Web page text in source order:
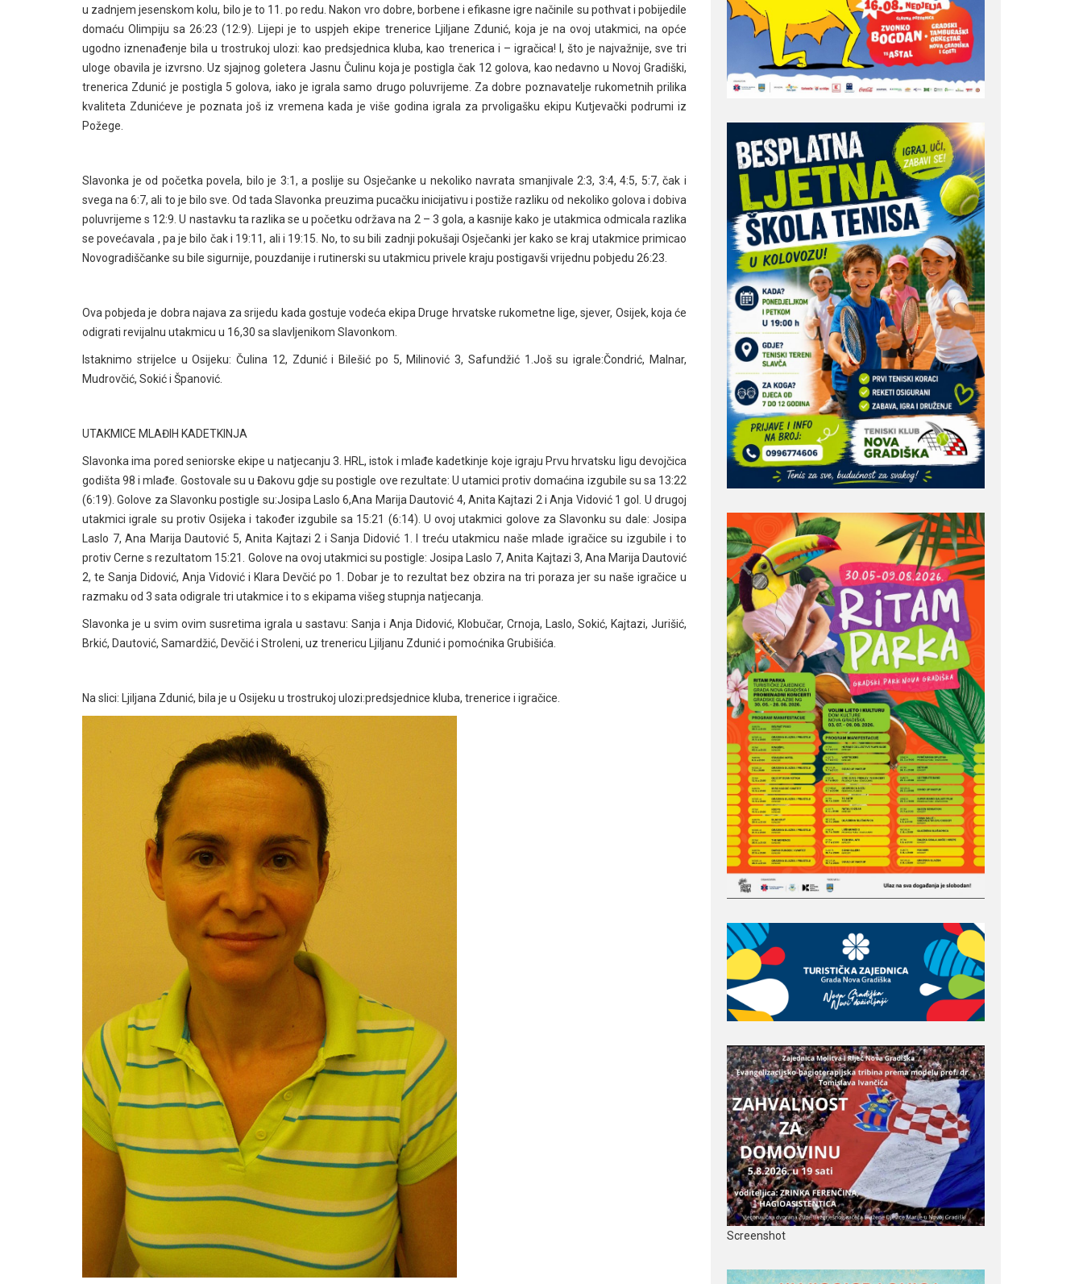
u zadnjem jesenskom kolu, bilo je to 11. po redu. Nakon vro dobre, borbene i efikasne igre načinile su pothvat i pobijedile
domaću Olimpiju sa 26:23 (12:9). Lijepi je to uspjeh ekipe trenerice Ljiljane Zdunić, koja je na ovoj utakmici, na opće
ugodno iznenađenje bila u trostrukoj ulozi: kao predsjednica kluba, kao trenerica i – igračica! I, što je najvažnije, sve tri
uloge obavila je izvrsno. Uz sjajnog goletera Jasnu Čulinu koja je postigla čak 12 golova, kao nedavno u Novoj Gradiški,
trenerica Zdunić je postigla 5 golova, iako je igrala samo drugo poluvrijeme. Za dobre poznavatelje rukometnih prilika
kvaliteta Zdunićeve je poznata još iz vremena kada je više godina igrala za prvoligašku ekipu Kutjevački podrumi iz
Požege.
Slavonka je od početka povela, bilo je 3:1, a poslije su Osječanke u nekoliko navrata smanjivale 2:3, 3:4, 4:5, 5:7, čak i
svega na 6:7, ali to je bilo sve. Od tada Slavonka preuzima pucačku inicijativu i postiže razliku od nekoliko golova i dobiva
poluvrijeme s 12:9. U nastavku ta razlika se u početku održava na 2 – 3 gola, a kasnije kako je utakmica odmicala razlika
se povećavala , pa je bilo čak i 19:11, ali i 19:15. No, to su bili zadnji pokušaji Osječanki jer kako se kraj utakmice primicao
Novogradiščanke su bile sigurnije, pouzdanije i rutinerski su utakmicu privele kraju postigavši vrijednu pobjedu 26:23.
Ova pobjeda je dobra najava za srijedu kada gostuje vodeća ekipa Druge hrvatske rukometne lige, sjever, Osijek, koja će
odigrati revijalnu utakmicu u 16,30 sa slavljenikom Slavonkom.
Istaknimo strijelce u Osijeku: Čulina 12, Zdunić i Bilešić po 5, Milinović 3, Safundžić 1.Još su igrale:Čondrić, Malnar,
Mudrovčić, Sokić i Španović.
UTAKMICE MLAĐIH KADETKINJA
Slavonka ima pored seniorske ekipe u natjecanju 3. HRL, istok i mlađe kadetkinje koje igraju Prvu hrvatsku ligu devojčica
godišta 98 i mlađe. Gostovale su u Đakovu gdje su postigle ove rezultate: U utamici protiv domaćina izgubile su sa 13:22
(6:19). Golove za Slavonku postigle su:Josipa Laslo 6,Ana Marija Dautović 4, Anita Kajtazi 2 i Anja Vidović 1 gol. U drugoj
utakmici igrale su protiv Osijeka i također izgubile sa 15:21 (6:14). U ovoj utakmici golove za Slavonku su dale: Josipa
Laslo 7, Ana Marija Dautović 5, Anita Kajtazi 2 i Sanja Didović 1. I treću utakmicu naše mlade igračice su izgubile i to
protiv Cerne s rezultatom 15:21. Golove na ovoj utakmici su postigle: Josipa Laslo 7, Anita Kajtazi 3, Ana Marija Dautović
2, te Sanja Didović, Anja Vidović i Klara Devčić po 1. Dobar je to rezultat bez obzira na tri poraza jer su naše igračice u
razmaku od 3 sata odigrale tri utakmice i to s ekipama višeg stupnja natjecanja.
Slavonka je u svim ovim susretima igrala u sastavu: Sanja i Anja Didović, Klobučar, Crnoja, Laslo, Sokić, Kajtazi, Jurišić,
Brkić, Dautović, Samardžić, Devčić i Stroleni, uz trenericu Ljiljanu Zdunić i pomoćnika Grubišića.
Na slici: Ljiljana Zdunić, bila je u Osijeku u trostrukoj ulozi:predsjednice kluba, trenerice i igračice.
Screenshot